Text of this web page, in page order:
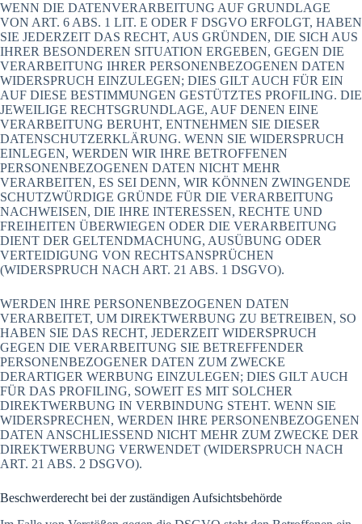
WENN DIE DATENVERARBEITUNG AUF GRUNDLAGE
VON ART. 6 ABS. 1 LIT. E ODER F DSGVO ERFOLGT, HABEN
SIE JEDERZEIT DAS RECHT, AUS GRÜNDEN, DIE SICH AUS
IHRER BESONDEREN SITUATION ERGEBEN, GEGEN DIE
VERARBEITUNG IHRER PERSONENBEZOGENEN DATEN
WIDERSPRUCH EINZULEGEN; DIES GILT AUCH FÜR EIN
AUF DIESE BESTIMMUNGEN GESTÜTZTES PROFILING. DIE
JEWEILIGE RECHTSGRUNDLAGE, AUF DENEN EINE
VERARBEITUNG BERUHT, ENTNEHMEN SIE DIESER
DATENSCHUTZERKLÄRUNG. WENN SIE WIDERSPRUCH
EINLEGEN, WERDEN WIR IHRE BETROFFENEN
PERSONENBEZOGENEN DATEN NICHT MEHR
VERARBEITEN, ES SEI DENN, WIR KÖNNEN ZWINGENDE
SCHUTZWÜRDIGE GRÜNDE FÜR DIE VERARBEITUNG
NACHWEISEN, DIE IHRE INTERESSEN, RECHTE UND
FREIHEITEN ÜBERWIEGEN ODER DIE VERARBEITUNG
DIENT DER GELTENDMACHUNG, AUSÜBUNG ODER
VERTEIDIGUNG VON RECHTSANSPRÜCHEN
(WIDERSPRUCH NACH ART. 21 ABS. 1 DSGVO).
WERDEN IHRE PERSONENBEZOGENEN DATEN
VERARBEITET, UM DIREKTWERBUNG ZU BETREIBEN, SO
HABEN SIE DAS RECHT, JEDERZEIT WIDERSPRUCH
GEGEN DIE VERARBEITUNG SIE BETREFFENDER
PERSONENBEZOGENER DATEN ZUM ZWECKE
DERARTIGER WERBUNG EINZULEGEN; DIES GILT AUCH
FÜR DAS PROFILING, SOWEIT ES MIT SOLCHER
DIREKTWERBUNG IN VERBINDUNG STEHT. WENN SIE
WIDERSPRECHEN, WERDEN IHRE PERSONENBEZOGENEN
DATEN ANSCHLIESSEND NICHT MEHR ZUM ZWECKE DER
DIREKTWERBUNG VERWENDET (WIDERSPRUCH NACH
ART. 21 ABS. 2 DSGVO).
Beschwerde­recht bei der zuständigen Aufsichts­behörde